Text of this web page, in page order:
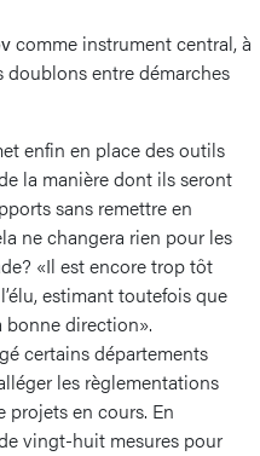
comme instrument central, à
entre démarches
enfin en place des outils
la manière dont ils seront
sans remettre en
ne changera rien pour les
«Il est encore trop tôt
estimant toutefois que
direction».
certains départements
les règlementations
projets en cours. En
vingt-huit mesures pour